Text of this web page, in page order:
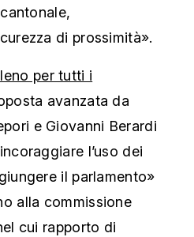
di prossimità».
per tutti i
avanzata da
e Giovanni Berardi
l’uso dei
il parlamento»
alla commissione
cui rapporto di